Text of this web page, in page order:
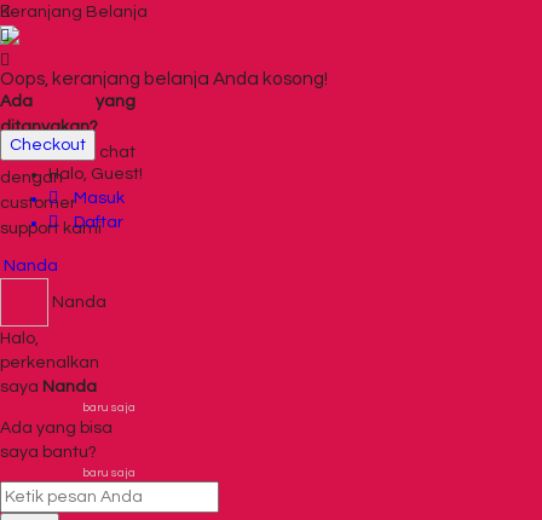
Ada yang
ditanyakan?
Klik untuk chat
dengan
customer
support kami
Nanda
Nanda
Halo,
perkenalkan
saya Nanda
baru saja
Ada yang bisa
saya bantu?
baru saja
Halo, Guest!
Masuk
Daftar
Keranjang Belanja
Oops, keranjang belanja Anda kosong!
Checkout